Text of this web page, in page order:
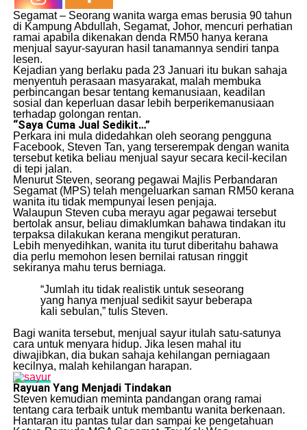
Segamat – Seorang wanita warga emas berusia 90 tahun
di Kampung Abdullah, Segamat, Johor, mencuri perhatian
ramai apabila dikenakan denda RM50 hanya kerana
menjual sayur-sayuran hasil tanamannya sendiri tanpa
lesen.
Kejadian yang berlaku pada 23 Januari itu bukan sahaja
menyentuh perasaan masyarakat, malah membuka
perbincangan besar tentang kemanusiaan, keadilan
sosial dan keperluan dasar lebih berperikemanusiaan
terhadap golongan rentan.
“Saya Cuma Jual Sedikit…”
Perkara ini mula didedahkan oleh seorang pengguna
Facebook, Steven Tan, yang terserempak dengan wanita
tersebut ketika beliau menjual sayur secara kecil-kecilan
di tepi jalan.
Menurut Steven, seorang pegawai Majlis Perbandaran
Segamat (MPS) telah mengeluarkan saman RM50 kerana
wanita itu tidak mempunyai lesen penjaja.
Walaupun Steven cuba merayu agar pegawai tersebut
bertolak ansur, beliau dimaklumkan bahawa tindakan itu
terpaksa dilakukan kerana mengikut peraturan.
Lebih menyedihkan, wanita itu turut diberitahu bahawa
dia perlu memohon lesen bernilai ratusan ringgit
sekiranya mahu terus berniaga.
“Jumlah itu tidak realistik untuk seseorang
yang hanya menjual sedikit sayur beberapa
kali sebulan,” tulis Steven.
Bagi wanita tersebut, menjual sayur itulah satu-satunya
cara untuk menyara hidup. Jika lesen mahal itu
diwajibkan, dia bukan sahaja kehilangan perniagaan
kecilnya, malah kehilangan harapan.
Rayuan Yang Menjadi Tindakan
Steven kemudian meminta pandangan orang ramai
tentang cara terbaik untuk membantu wanita berkenaan.
Hantaran itu pantas tular dan sampai ke pengetahuan